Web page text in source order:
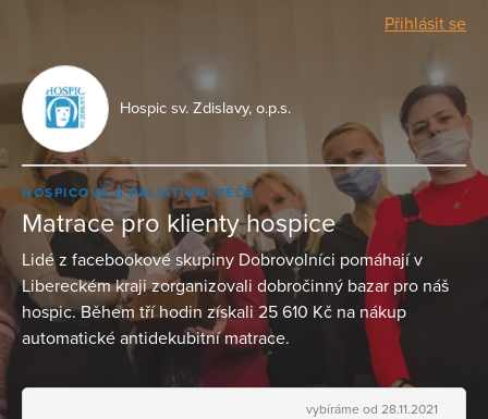
Přihlásit se
Hospic sv. Zdislavy, o.p.s.
HOSPICOVÁ A PALIATIVNÍ PÉČE
Matrace pro klienty hospice
Lidé z facebookové skupiny Dobrovolníci pomáhají v
Libereckém kraji zorganizovali dobročinný bazar pro náš
hospic. Během tří hodin získali 25 610 Kč na nákup
automatické antidekubitní matrace.
vybíráme od 28.11.2021